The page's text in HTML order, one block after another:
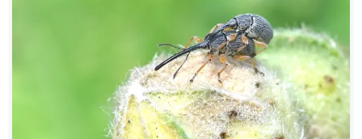
Si vous avez des roses trémières, il est à peu près sur que ce petit
charançon y soit présent. A peine plus gros qu’un puceron, il peut
passer inaperçu, d’autant que ses dégâts sont à peine
perceptibles. Rhapalapion longirostre Olivier,1807 POSITION
SYSTÉMATIQUE : Insecte, Coléoptère, Famille des Apionidae (ou
des Brentidae). ETYMOLOGIE : Rhopalo […]